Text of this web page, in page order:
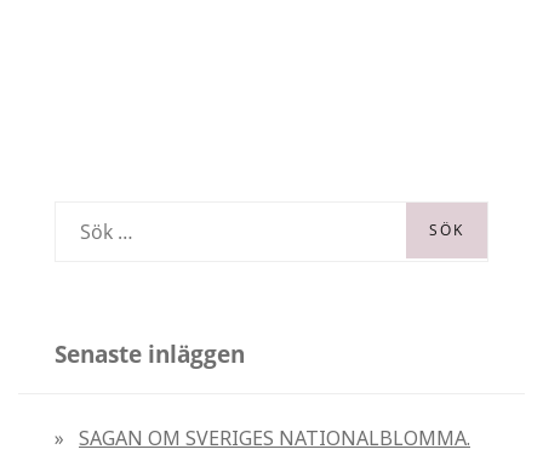
e
Senaste inläggen
SAGAN OM SVERIGES NATIONALBLOMMA.